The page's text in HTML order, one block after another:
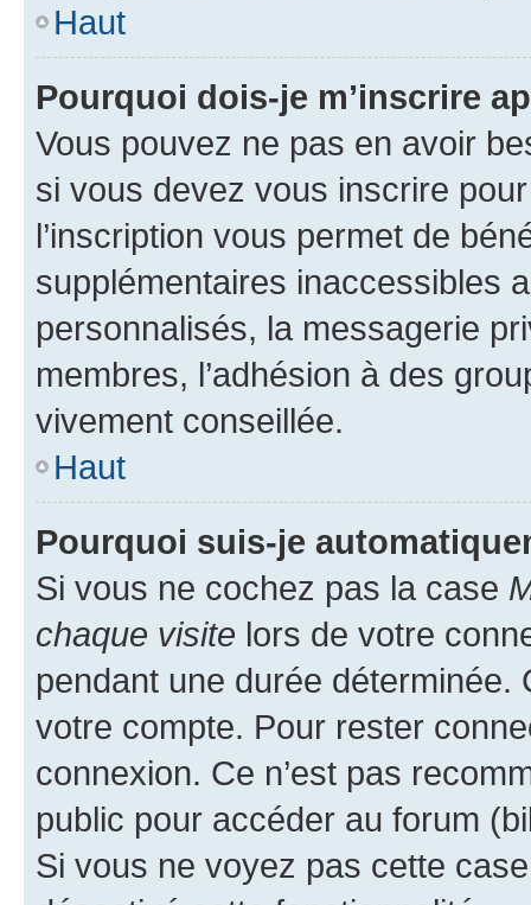
Haut
Pourquoi dois-je m’inscrire
Vous pouvez ne pas en avoir
si vous devez vous inscrire
l’inscription vous permet de
supplémentaires inaccessibles
personnalisés, la messagerie
membres, l’adhésion à des
vivement conseillée.
Haut
Pourquoi suis-je
Si vous ne cochez pas la case
chaque visite lors de votre
pendant une durée déterminée.
votre compte. Pour rester
connexion. Ce n’est pas
public pour accéder au forum
Si vous ne voyez pas cette